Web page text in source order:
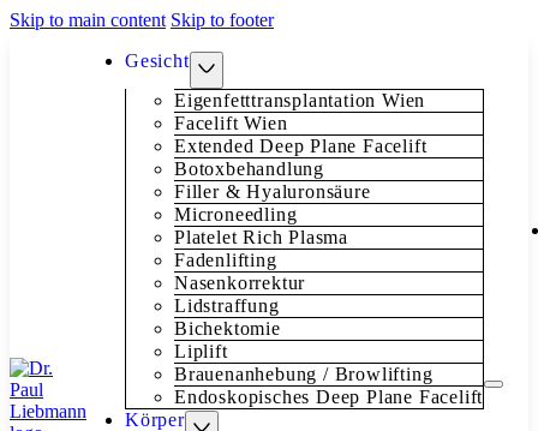
Skip to main content Skip to footer
Gesicht
Eigenfetttransplantation Wien
Facelift Wien
Extended Deep Plane Facelift
Botoxbehandlung
Filler & Hyaluronsäure
Microneedling
Platelet Rich Plasma
Fadenlifting
Nasenkorrektur
Lidstraffung
Bichektomie
Liplift
Brauenanhebung / Browlifting
Endoskopisches Deep Plane Facelift
Körper